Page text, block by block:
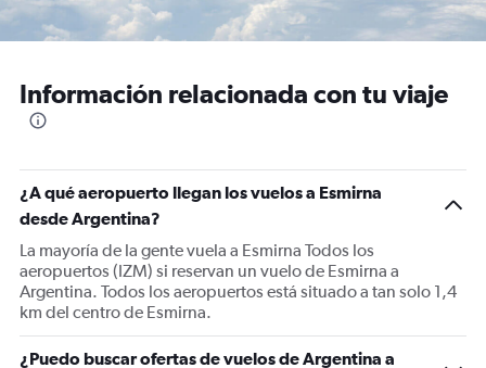
Información relacionada con tu viaje
¿A qué aeropuerto llegan los vuelos a Esmirna
desde Argentina?
La mayoría de la gente vuela a Esmirna Todos los
aeropuertos (IZM) si reservan un vuelo de Esmirna a
Argentina. Todos los aeropuertos está situado a tan solo 1,4
km del centro de Esmirna.
¿Puedo buscar ofertas de vuelos de Argentina a